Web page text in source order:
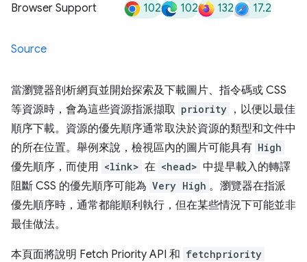
Browser Support 102 102 132 17.2
Source
當瀏覽器剖析網頁並開始探索及下載圖片、指令碼或 CSS
等資源時，會為這些資源指派擷取 priority ，以便以最佳
順序下載。資源的優先順序通常取決於資源的類型和文件中
的所在位置。舉例來說，檢視區內的圖片可能具有 High
優先順序，而使用 <link> 在 <head> 中提早載入的轉譯
阻斷 CSS 的優先順序可能為 Very High 。瀏覽器在指派
優先順序時，通常都能順利執行，但在某些情況下可能並非
最佳做法。
本頁面將說明 Fetch Priority API 和 fetchpriority